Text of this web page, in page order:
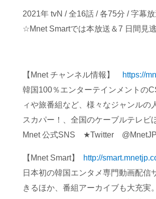
2021年 tvN / 全16話 / 各75分 / 字幕
☆Mnet Smartでは本放送＆7 日間見
【Mnet チャンネル情報】
https://
韓国100％エンターテインメントの
ィや旅番組など、様々なジャンル
スカパー！、全国のケーブルテレビ
Mnet 公式SNS ★Twitter
【Mnet Smart】
http://
日本初の韓国エンタメ専門動画配信
きるほか、番組アーカイブも大充実